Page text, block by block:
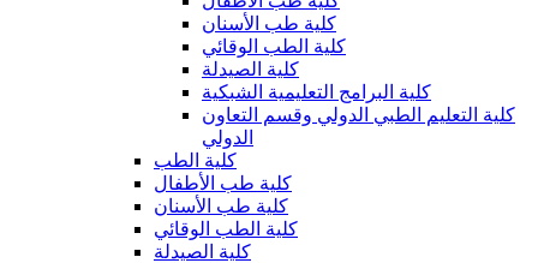
كلية طب الأسنان
كلية الطب الوقائي
كلية الصيدلة
كلية البرامج التعليمية الشبكية
كلية التعليم الطبي الدولي وقسم التعاون
الدولي
كلية الطب
كلية طب الأطفال
كلية طب الأسنان
كلية الطب الوقائي
كلية الصيدلة